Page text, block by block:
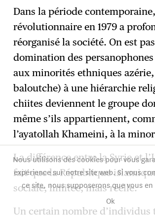
Dans la période
révolutionnaire en 1979 a
réorganisé la société. On est
domination des persanophones
aux minorités ethniques
baloutche) à une hiérarchie
chiites deviennent le groupe
même s’ils appartiennent,
l’ayatollah Khameini, à la
La différence entre la Syrie et
fait que la République
sociale, limitée, mais réelle.
Un certain nombre d’individus
Nous utilisons des cookies pour vous
expérience sur notre site web. Si vous
ce site, nous supposerons que vous
Ok